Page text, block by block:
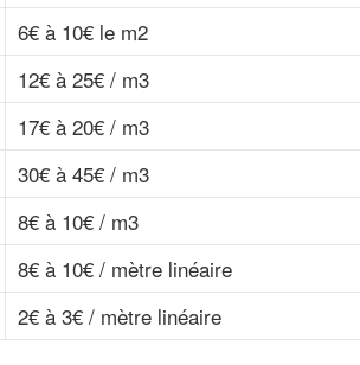
6€ à 10€ le m2
12€ à 25€ / m3
17€ à 20€ / m3
30€ à 45€ / m3
8€ à 10€ / m3
8€ à 10€ / mètre linéaire
2€ à 3€ / mètre linéaire